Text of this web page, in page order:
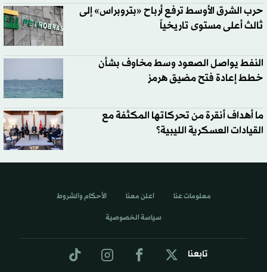
حرب الشرق الأوسط ترفع أرباح «بتروبراس» إلى
ثالث أعلى مستوى تاريخياً
النفط يواصل الصعود وسط مخاوف بشأن
خطط إعادة فتح مضيق هرمز
ما أهداف أنقرة من تحركاتها المكثفة مع
القيادات العسكرية الليبية؟
تابعنا
معلومات عنا اعلن معنا الأحكام والشروط
سياسة الخصوصية